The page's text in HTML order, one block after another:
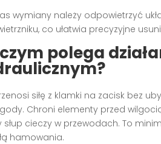
wymiany należy odpowietrzyć
co ułatwia precyzyjne
polega
siłę z klamki na zacisk bez
Chroni elementy przed
słup cieczy w przewodach. To
hamowania.